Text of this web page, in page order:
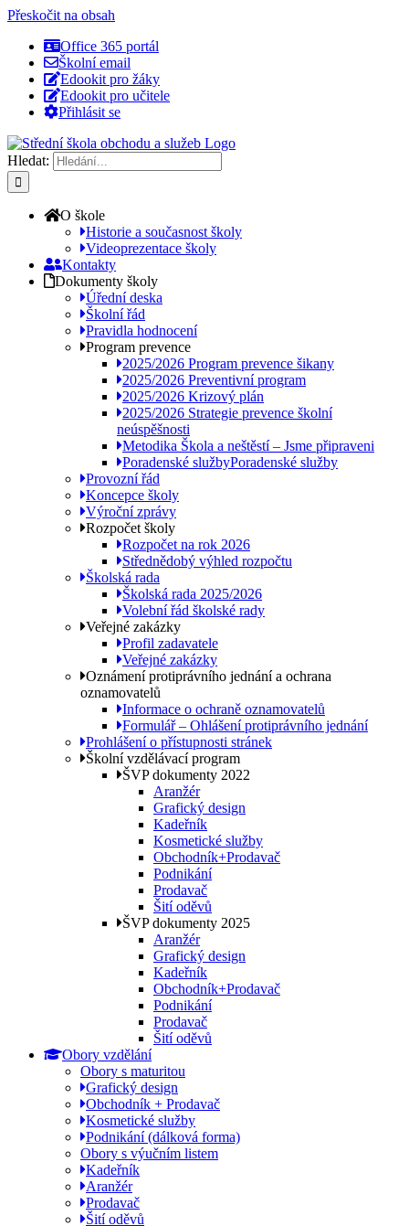
Přeskočit na obsah
Office 365 portál
Školní email
Edookit pro žáky
Edookit pro učitele
Přihlásit se
Hledat:
O škole
Historie a současnost školy
Videoprezentace školy
Kontakty
Dokumenty školy
Úřední deska
Školní řád
Pravidla hodnocení
Program prevence
2025/2026 Program prevence šikany
2025/2026 Preventivní program
2025/2026 Krizový plán
2025/2026 Strategie prevence školní
neúspěšnosti
Metodika Škola a neštěstí – Jsme připraveni
Poradenské službyPoradenské služby
Provozní řád
Koncepce školy
Výroční zprávy
Rozpočet školy
Rozpočet na rok 2026
Střednědobý výhled rozpočtu
Školská rada
Školská rada 2025/2026
Volební řád školské rady
Veřejné zakázky
Profil zadavatele
Veřejné zakázky
Oznámení protiprávního jednání a ochrana
oznamovatelů
Informace o ochraně oznamovatelů
Formulář – Ohlášení protiprávního jednání
Prohlášení o přístupnosti stránek
Školní vzdělávací program
ŠVP dokumenty 2022
Aranžér
Grafický design
Kadeřník
Kosmetické služby
Obchodník+Prodavač
Podnikání
Prodavač
Šití oděvů
ŠVP dokumenty 2025
Aranžér
Grafický design
Kadeřník
Obchodník+Prodavač
Podnikání
Prodavač
Šití oděvů
Obory vzdělání
Obory s maturitou
Grafický design
Obchodník + Prodavač
Kosmetické služby
Podnikání (dálková forma)
Obory s výučním listem
Kadeřník
Aranžér
Prodavač
Šití oděvů